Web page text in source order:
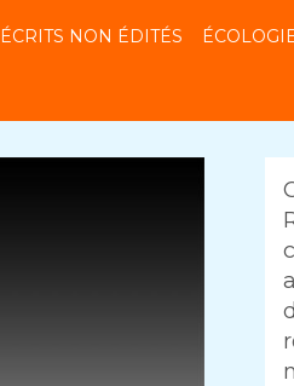
ÉCRITS NON ÉDITÉS